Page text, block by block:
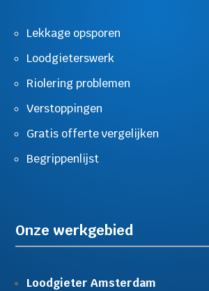
Lekkage opsporen
Loodgieterswerk
Riolering problemen
Verstoppingen
Gratis offerte vergelijken
Begrippenlijst
Onze werkgebied
Loodgieter Amsterdam